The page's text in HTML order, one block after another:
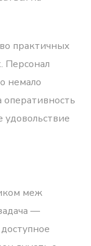
практичных
Персонал
немало
удовольствие
меж
—